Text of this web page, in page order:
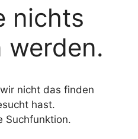
nichts
werden.
nicht das finden
hast.
Suchfunktion.